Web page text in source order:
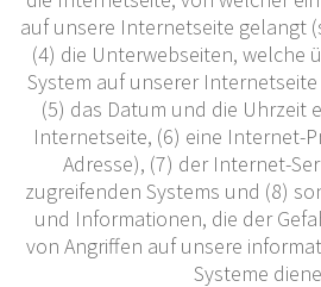
auf unsere Internetseite gelangt
(4) die Unterwebseiten, welche
System auf unserer
(5) das Datum und die Uhrzeit
Internetseite, (6) eine Internet-
Adresse), (7) der Internet-
zugreifenden Systems und (8)
und Informationen, die der
von Angriffen auf unsere
Systeme